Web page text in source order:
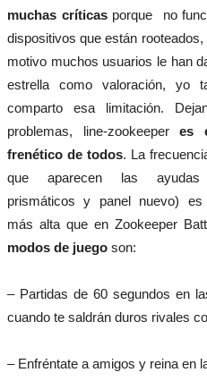
muchas críticasporque no
dispositivos que están rooteados,
motivo muchos usuarios le han
estrella como valoración, yo
comparto esa limitación.
problemas, line-zookeeper es
frenético de todos. La
que aparecen las ayudas
prismáticos y panel nuevo) es
más alta que en Zookeeper
modos de juego son:
– Partidas de 60 segundos en
cuando te saldrán duros rivales
– Enfréntate a amigos y reina en